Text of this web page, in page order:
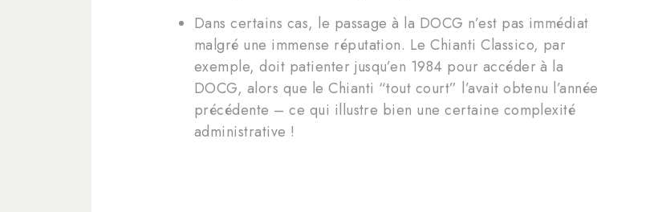
Dans certains cas, le passage à la DOCG n’est pas immédiat
malgré une immense réputation. Le Chianti Classico, par
exemple, doit patienter jusqu’en 1984 pour accéder à la
DOCG, alors que le Chianti “tout court” l’avait obtenu l’année
précédente – ce qui illustre bien une certaine complexité
administrative !